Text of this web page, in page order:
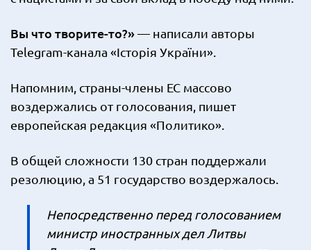
Вы что творите-то?»— написали авторы
Telegram-канала «Історія України».
Напомним, страны-члены ЕС массово
воздержались от голосования, пишет
европейская редакция «Политико».
В общей сложности 130 стран поддержали
резолюцию, а 51 государство воздержалось.
Непосредственно перед голосованием
министр иностранных дел Литвы